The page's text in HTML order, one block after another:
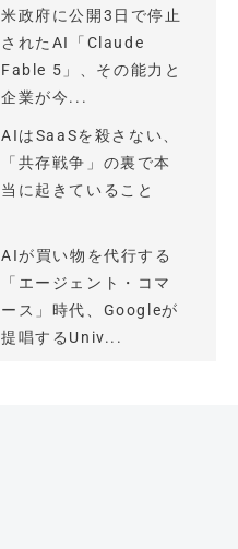
米政府に公開3日で停止
されたAI「Claude
Fable 5」、その能力と
企業が今...
AIはSaaSを殺さない、
「共存戦争」の裏で本
当に起きていること
AIが買い物を代行する
「エージェント・コマ
ース」時代、Googleが
提唱するUniv...